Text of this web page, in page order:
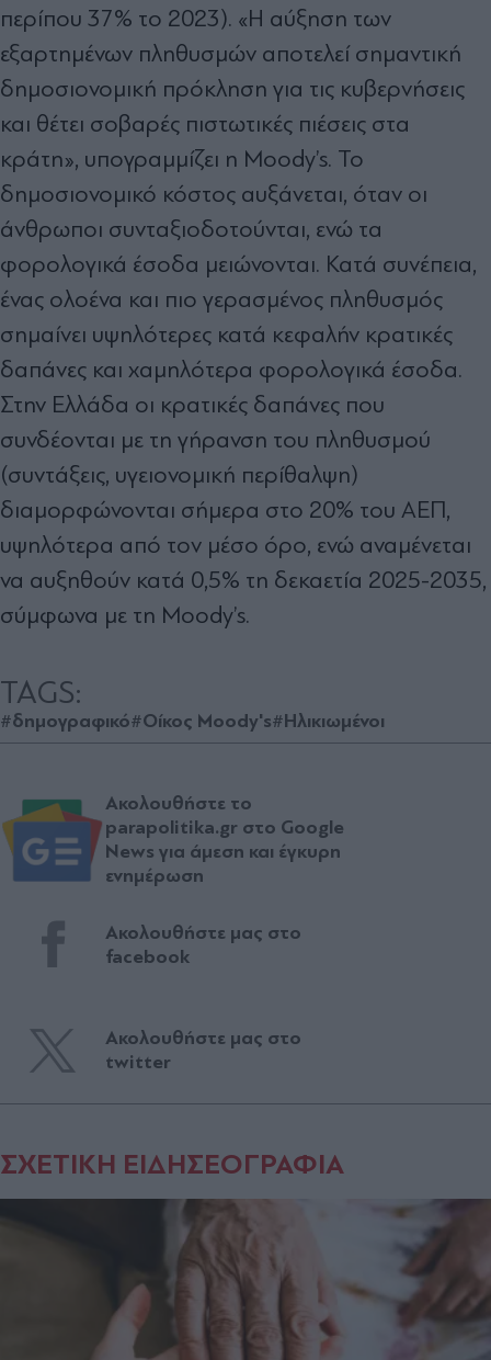
περίπου 37% το 2023). «Η αύξηση των
εξαρτημένων πληθυσμών αποτελεί σημαντική
δημοσιονομική πρόκληση για τις κυβερνήσεις
και θέτει σοβαρές πιστωτικές πιέσεις στα
κράτη», υπογραμμίζει η Moody’s. Το
δημοσιονομικό κόστος αυξάνεται, όταν οι
άνθρωποι συνταξιοδοτούνται, ενώ τα
φορολογικά έσοδα μειώνονται. Κατά συνέπεια,
ένας ολοένα και πιο γερασμένος πληθυσμός
σημαίνει υψηλότερες κατά κεφαλήν κρατικές
δαπάνες και χαμηλότερα φορολογικά έσοδα.
Στην Ελλάδα οι κρατικές δαπάνες που
συνδέονται με τη γήρανση του πληθυσμού
(συντάξεις, υγειονομική περίθαλψη)
διαμορφώνονται σήμερα στο 20% του ΑΕΠ,
υψηλότερα από τον μέσο όρο, ενώ αναμένεται
να αυξηθούν κατά 0,5% τη δεκαετία 2025-2035,
σύμφωνα με τη Moody’s.
TAGS:
#δημογραφικό#Οίκος Moody's#Ηλικιωμένοι
Ακολουθήστε το
parapolitika.gr στο Google
News για άμεση και έγκυρη
ενημέρωση
Ακολουθήστε μας στο
facebook
Ακολουθήστε μας στο
twitter
ΣΧΕΤΙΚΗ ΕΙΔΗΣΕΟΓΡΑΦΙΑ